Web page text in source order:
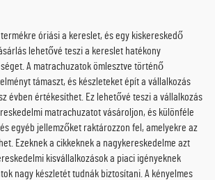
óriási a kereslet, és egy kiskereskedő
lehetővé teszi a kereslet hatékony
A matrachuzatok ömlesztve történő
támaszt, és készleteket épít a vállalkozás
évben értékesíthet. Ez lehetővé teszi a vállalkozás
matrachuzatot vásároljon, és különféle
egyéb jellemzőket raktározzon fel, amelyekre az
Ezeknek a cikkeknek a nagykereskedelme azt
kisvállalkozások a piaci igényeknek
nagy készletét tudnák biztosítani. A kényelmes